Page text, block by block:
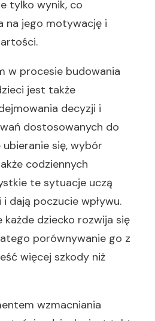
tylko wynik, co
na jego motywację i
w procesie budowania
jest także
decyzji i
dostosowanych do
się, wybór
codziennych
te sytuacje uczą
dają poczucie wpływu.
każde dziecko rozwija się
porównywanie go z
więcej szkody niż
wzmacniania